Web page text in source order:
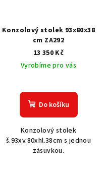
Konzolový stolek 93x80x38
cm ZA292
13 350 Kč
Vyrobíme pro vás
Do košíku
Konzolový stolek
š.93xv.80xhl.38cm s jednou
zásuvkou.